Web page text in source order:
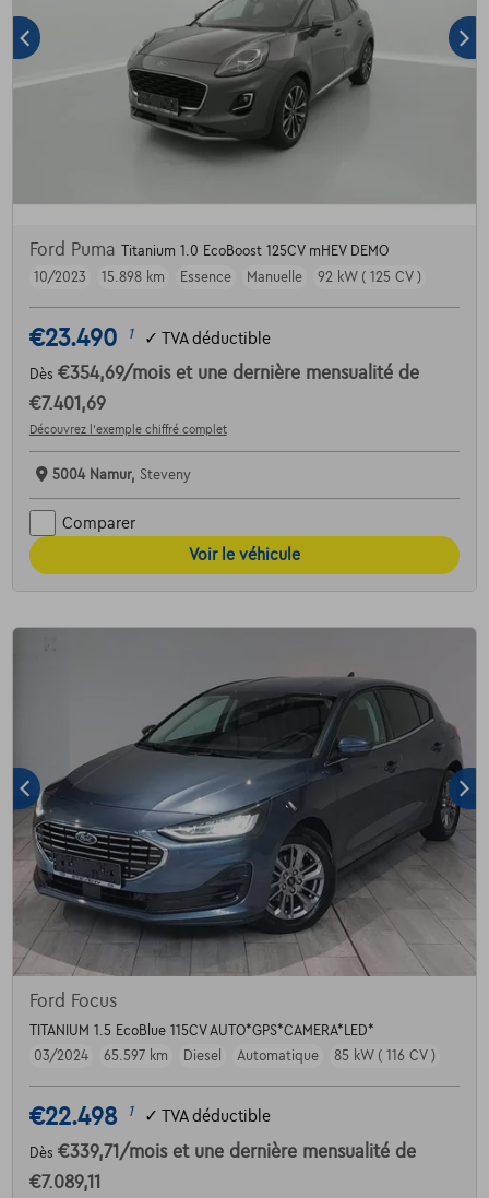
Ford Puma
Titanium 1.0 EcoBoost 125CV mHEV DEMO
10/2023
15.898 km Essence Manuelle 92 kW ( 125 CV )
€23.490 1 ✓ TVA déductible
Dès €354,69/mois et une dernière mensualité de
€7.401,69
Découvrez l’exemple chiffré complet
5004 Namur, Steveny
Comparer
Voir le véhicule
Ford Focus
TITANIUM 1.5 EcoBlue 115CV AUTO*GPS*CAMERA*LED*
03/2024
65.597 km Diesel Automatique 85 kW ( 116 CV )
€22.498 1 ✓ TVA déductible
Dès €339,71 /mois et une dernière mensualité de
€7.089,11